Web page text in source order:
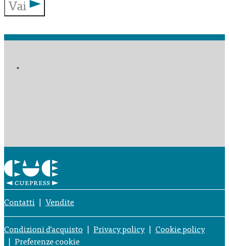
Vai
Contatti Vendite
Condizioni d’acquisto Privacy policy
Cookie policy
Preferenze cookie